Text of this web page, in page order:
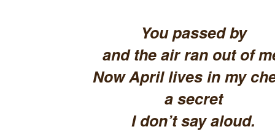
You passed by
and the air ran out of
Now April lives in my
a secret
I don’t say aloud.